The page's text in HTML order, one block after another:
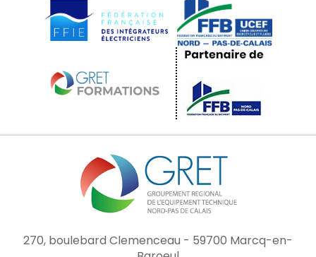
270, boulebard Clemenceau - 59700 Marcq-en-